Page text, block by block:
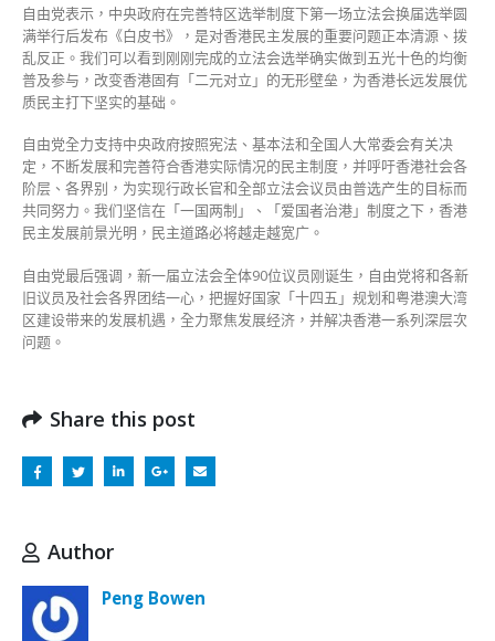
自由党表示，中央政府在完善特区选举制度下第一场立法会换届选举圆
满举行后发布《白皮书》，是对香港民主发展的重要问题正本清源、拨
乱反正。我们可以看到刚刚完成的立法会选举确实做到五光十色的均衡
普及参与，改变香港固有「二元对立」的无形壁垒，为香港长远发展优
质民主打下坚实的基础。
自由党全力支持中央政府按照宪法、基本法和全国人大常委会有关决
定，不断发展和完善符合香港实际情况的民主制度，并呼吁香港社会各
阶层、各界别，为实现行政长官和全部立法会议员由普选产生的目标而
共同努力。我们坚信在「一国两制」、「爱国者治港」制度之下，香港
民主发展前景光明，民主道路必将越走越宽广。
自由党最后强调，新一届立法会全体90位议员刚诞生，自由党将和各新
旧议员及社会各界团结一心，把握好国家「十四五」规划和粤港澳大湾
区建设带来的发展机遇，全力聚焦发展经济，并解决香港一系列深层次
问题。
Share this post
Author
Peng Bowen